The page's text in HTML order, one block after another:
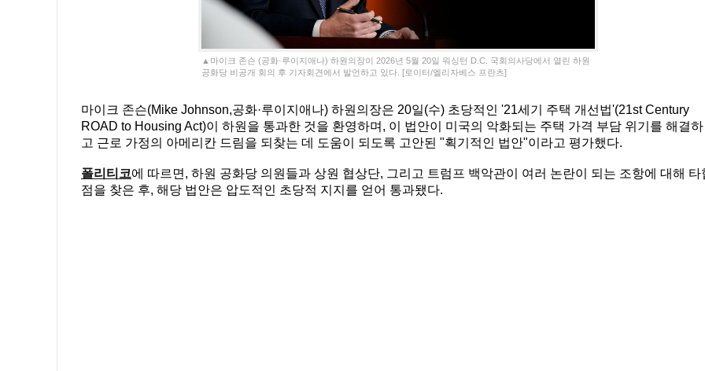
▲마이크 존슨 (공화·루이지애나) 하원의장이 2026년 5월 20일 워싱턴 D.C. 국회의사당에서 열린 하원
공화당 비공개 회의 후 기자회견에서 발언하고 있다. [로이터/엘리자베스 프란츠]
마이크 존슨(Mike Johnson,공화·루이지애나) 하원의장은 20일(수) 초당적인 '21세기 주택 개선법'(21st Century
ROAD to Housing Act)이 하원을 통과한 것을 환영하며, 이 법안이 미국의 악화되는 주택 가격 부담 위기를 해결하
고 근로 가정의 아메리칸 드림을 되찾는 데 도움이 되도록 고안된 "획기적인 법안"이라고 평가했다.
폴리티코에 따르면, 하원 공화당 의원들과 상원 협상단, 그리고 트럼프 백악관이 여러 논란이 되는 조항에 대해 타
점을 찾은 후, 해당 법안은 압도적인 초당적 지지를 얻어 통과됐다.